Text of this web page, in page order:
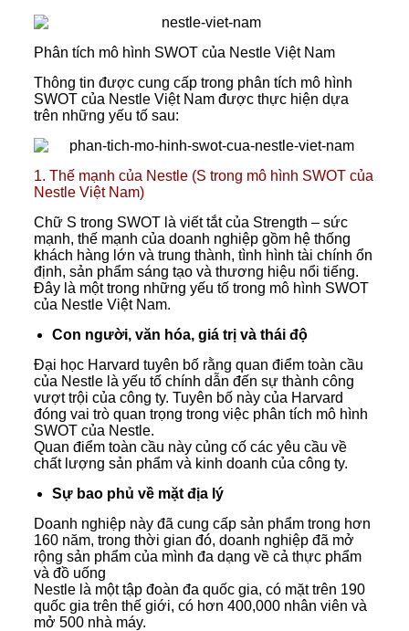
Phân tích mô hình SWOT của Nestle Việt Nam
Thông tin được cung cấp trong phân tích mô hình
SWOT của Nestle Việt Nam được thực hiện dựa
trên những yếu tố sau:
1. Thế mạnh của Nestle (S trong mô hình SWOT của
Nestle Việt Nam)
Chữ S trong SWOT là viết tắt của Strength – sức
mạnh, thế mạnh của doanh nghiệp gồm hệ thống
khách hàng lớn và trung thành, tình hình tài chính ổn
định, sản phẩm sáng tạo và thương hiệu nổi tiếng.
Đây là một trong những yếu tố trong mô hình SWOT
của Nestle Việt Nam.
Con người, văn hóa, giá trị và thái độ
Đại học Harvard tuyên bố rằng quan điểm toàn cầu
của Nestle là yếu tố chính dẫn đến sự thành công
vượt trội của công ty. Tuyên bố này của Harvard
đóng vai trò quan trọng trong việc phân tích mô hình
SWOT của Nestle.
Quan điểm toàn cầu này củng cố các yêu cầu về
chất lượng sản phẩm và kinh doanh của công ty.
Sự bao phủ về mặt địa lý
Doanh nghiệp này đã cung cấp sản phẩm trong hơn
160 năm, trong thời gian đó, doanh nghiệp đã mở
rộng sản phẩm của mình đa dạng về cả thực phẩm
và đồ uống
Nestle là một tập đoàn đa quốc gia, có mặt trên 190
quốc gia trên thế giới, có hơn 400,000 nhân viên và
mở 500 nhà máy.